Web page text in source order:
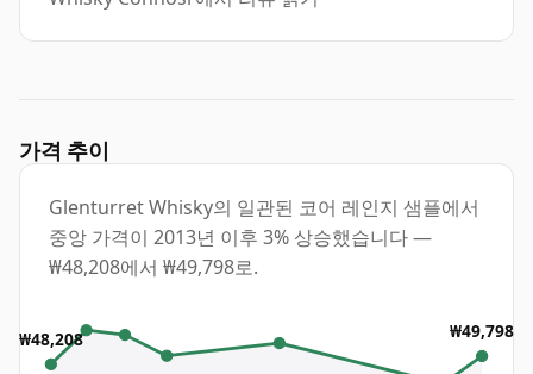
가격 추이
Glenturret Whisky의 일관된 코어 레인지 샘플에서
중앙 가격이 2013년 이후 3% 상승했습니다 —
₩48,208에서 ₩49,798로.
₩48,208 ₩49,798